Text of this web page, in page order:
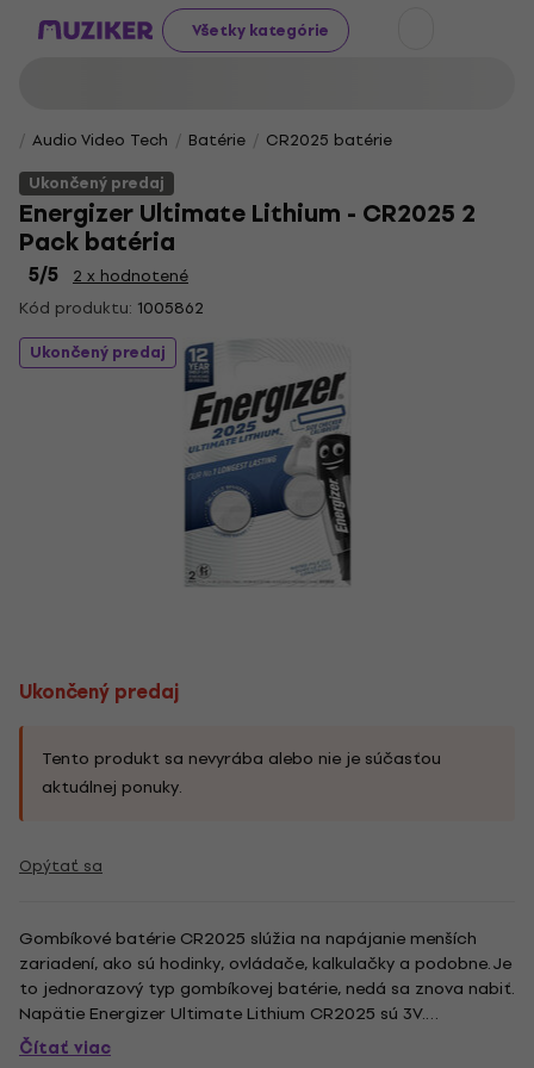
Všetky kategórie
Audio Video Tech Batérie
CR2025 batérie
Ukončený predaj
Energizer Ultimate Lithium - CR2025 2
Pack batéria
5/5
2 x hodnotené
Kód produktu: 1005862
Ukončený predaj
Ukončený predaj
Tento produkt sa nevyrába alebo nie je súčasťou
aktuálnej ponuky.
Opýtať sa
Gombíkové batérie CR2025 slúžia na napájanie menších
zariadení, ako sú hodinky, ovládače, kalkulačky a podobne. Je
to jednorazový typ gombíkovej batérie, nedá sa znova nabiť.
Napätie Energizer Ultimate Lithium CR2025 sú 3V.
Gombíková batéria s článkom typu Li sa značí vysokou
Čítať viac